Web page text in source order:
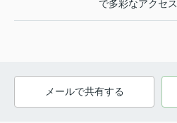
で多彩なアクセス
メールで共有する